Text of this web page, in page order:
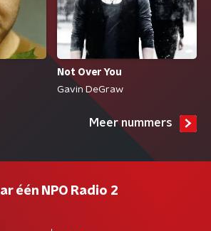
Not Over You
Gavin DeGraw
Meer nummers
één NPO Radio 2